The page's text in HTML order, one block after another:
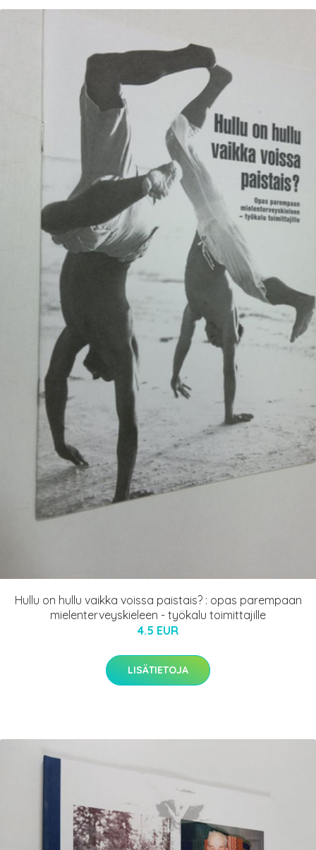
Hullu on hullu vaikka voissa paistais? : opas parempaan
mielenterveyskieleen - työkalu toimittajille
4.5 EUR
LISÄTIETOJA